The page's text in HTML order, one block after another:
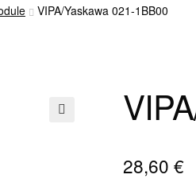
VIPA/Yaskawa 021-1BB00
28,60 €